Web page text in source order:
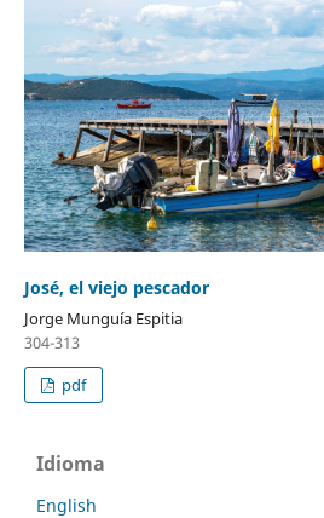
José, el viejo pescador
Jorge Munguía Espitia
304-313
pdf
Idioma
English